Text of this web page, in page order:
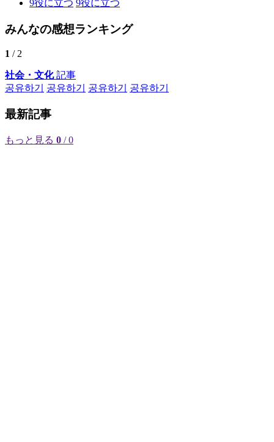
9役に立つ 9役に立つ
みんなの感想ランキング
1 / 2
社会・文化記事
공유하기
공유하기 공유하기 공유하기
最新記事
もっと見る 0 / 0